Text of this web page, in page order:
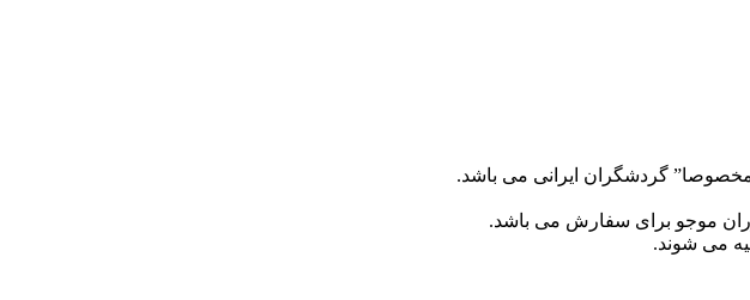
گردشگران ایرانی می باشد.
موجو برای سفارش می باشد.
می شوند.